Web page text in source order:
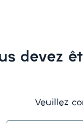
avec une
devez
Veuillez